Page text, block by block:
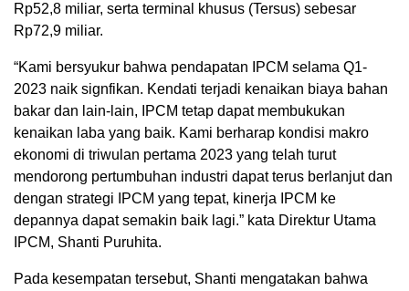
Rp52,8 miliar, serta terminal khusus (Tersus) sebesar
Rp72,9 miliar.
“Kami bersyukur bahwa pendapatan IPCM selama Q1-
2023 naik signfikan. Kendati terjadi kenaikan biaya bahan
bakar dan lain-lain, IPCM tetap dapat membukukan
kenaikan laba yang baik. Kami berharap kondisi makro
ekonomi di triwulan pertama 2023 yang telah turut
mendorong pertumbuhan industri dapat terus berlanjut dan
dengan strategi IPCM yang tepat, kinerja IPCM ke
depannya dapat semakin baik lagi.” kata Direktur Utama
IPCM, Shanti Puruhita.
Pada kesempatan tersebut, Shanti mengatakan bahwa